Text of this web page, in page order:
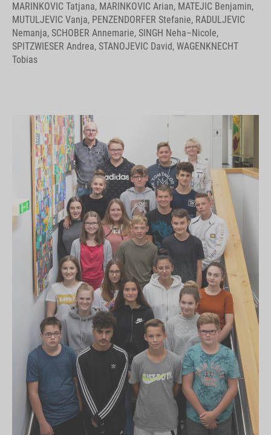
MARINKOVIC Tatjana, MARINKOVIC Arian, MATEJIC Benjamin,
MUTULJEVIC Vanja, PENZENDORFER Stefanie, RADULJEVIC
Nemanja, SCHOBER Annemarie, SINGH Neha–Nicole,
SPITZWIESER Andrea, STANOJEVIC David, WAGENKNECHT
Tobias